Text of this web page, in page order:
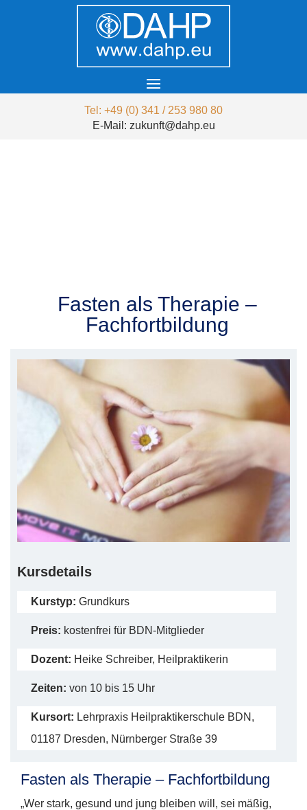
Tel: +49 (0) 341 / 253 980 80
E-Mail: zukunft@dahp.eu
Fasten als Therapie –
Fachfortbildung
Kursdetails
Kurstyp: Grundkurs
Preis: kostenfrei für BDN-Mitglieder
Dozent: Heike Schreiber, Heilpraktikerin
Zeiten: von 10 bis 15 Uhr
Kursort: Lehrpraxis Heilpraktikerschule BDN,
01187 Dresden, Nürnberger Straße 39
Fasten als Therapie – Fachfortbildung
„Wer stark, gesund und jung bleiben will, sei mäßig,